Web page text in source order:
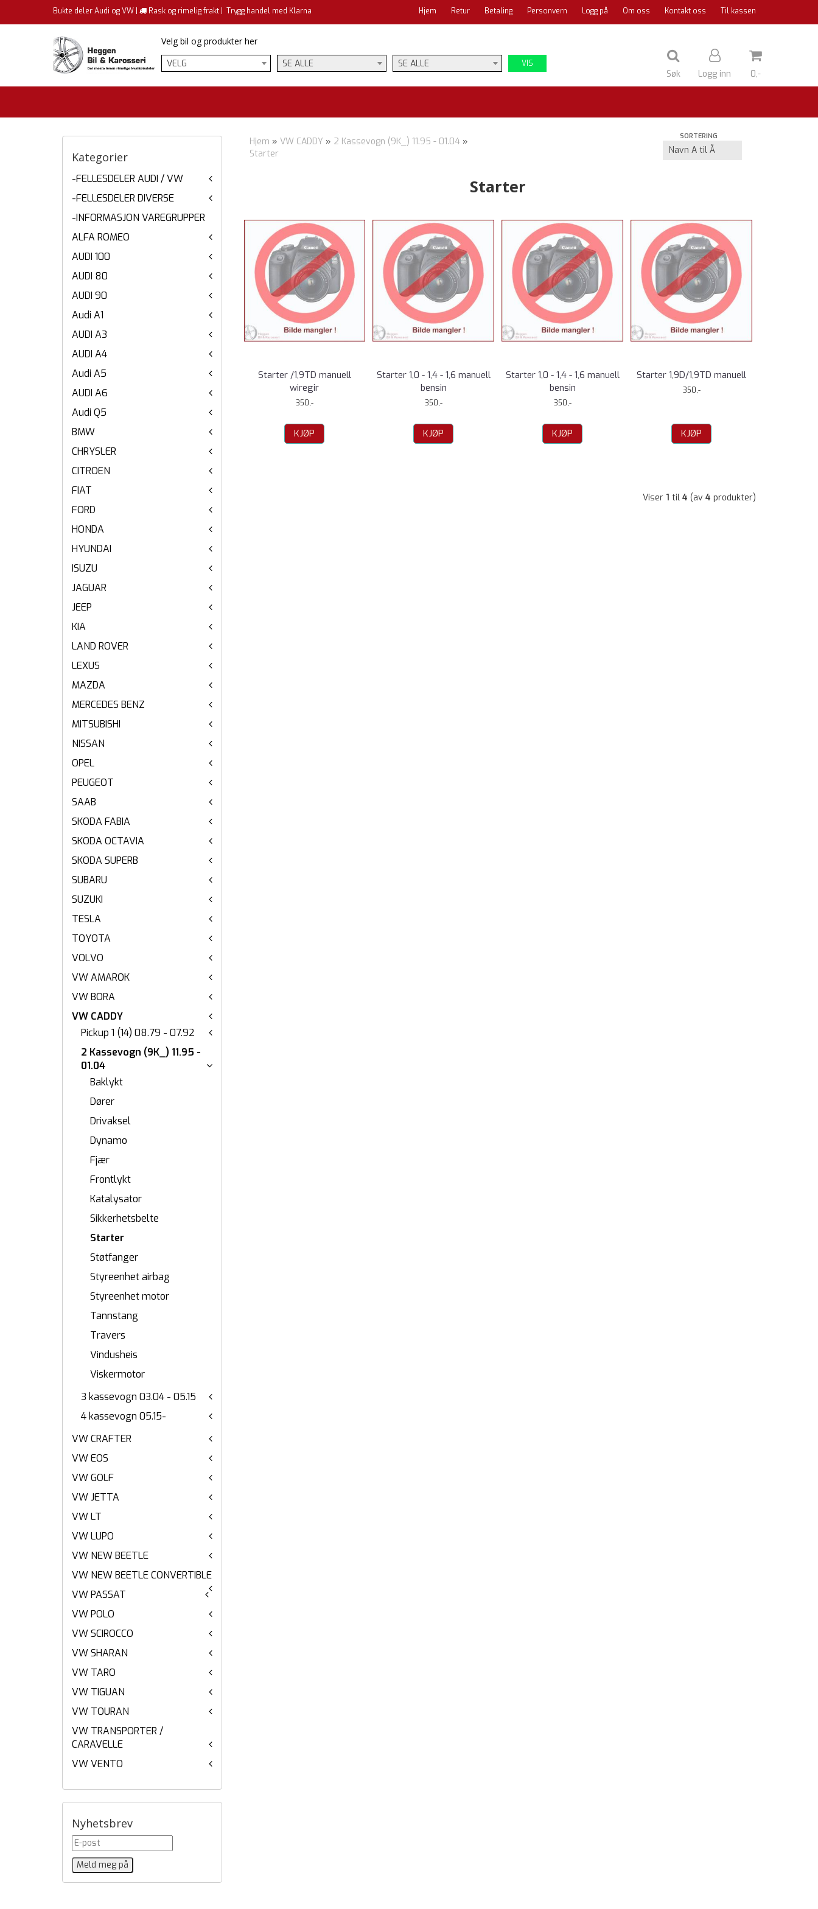
Bukte deler Audi og VW | Rask og rimelig frakt | Trygg handel med Klarna Hjem Retur Betaling Personvern Logg på Om oss Kontakt oss Til kassen
Velg bil og produkter her
VELG
SE ALLE SE ALLE VIS
Søk Logg inn 0,-
Kategorier
-FELLESDELER AUDI / VW
-FELLESDELER DIVERSE
-INFORMASJON VAREGRUPPER
ALFA ROMEO
AUDI 100
AUDI 80
AUDI 90
Audi A1
AUDI A3
AUDI A4
Audi A5
AUDI A6
Audi Q5
BMW
CHRYSLER
CITROEN
FIAT
FORD
HONDA
HYUNDAI
ISUZU
JAGUAR
JEEP
KIA
LAND ROVER
LEXUS
MAZDA
MERCEDES BENZ
MITSUBISHI
NISSAN
OPEL
PEUGEOT
SAAB
SKODA FABIA
SKODA OCTAVIA
SKODA SUPERB
SUBARU
SUZUKI
TESLA
TOYOTA
VOLVO
VW AMAROK
VW BORA
VW CADDY
Pickup 1 (14) 08.79 - 07.92
2 Kassevogn (9K_) 11.95 -
01.04
Baklykt
Dører
Drivaksel
Dynamo
Fjær
Frontlykt
Katalysator
Sikkerhetsbelte
Starter
Støtfanger
Styreenhet airbag
Styreenhet motor
Tannstang
Travers
Vindusheis
Viskermotor
3 kassevogn 03.04 - 05.15
4 kassevogn 05.15-
VW CRAFTER
VW EOS
VW GOLF
VW JETTA
VW LT
VW LUPO
VW NEW BEETLE
VW NEW BEETLE CONVERTIBLE
VW PASSAT
VW POLO
VW SCIROCCO
VW SHARAN
VW TARO
VW TIGUAN
VW TOURAN
VW TRANSPORTER /
CARAVELLE
VW VENTO
Nyhetsbrev
Hjem » VW CADDY » 2 Kassevogn (9K_) 11.95 - 01.04»
Starter
SORTERING
Starter
Starter /1,9TD manuell
wiregir
350,-
KJØP
Starter 1,0 - 1,4 - 1,6 manuell
bensin
350,-
KJØP
Starter 1,0 - 1,4 - 1,6 manuell
bensin
350,-
KJØP
Starter 1,9D/1,9TD manuell
350,-
KJØP
Viser 1 til 4 (av 4 produkter)